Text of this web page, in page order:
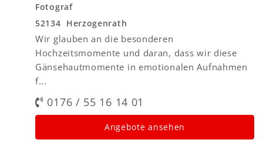
Fotograf
52134 Herzogenrath
Wir glauben an die besonderen
Hochzeitsmomente und daran, dass wir diese
Gänsehautmomente in emotionalen Aufnahmen
f...
0176 / 55 16 14 01
Angebote ansehen